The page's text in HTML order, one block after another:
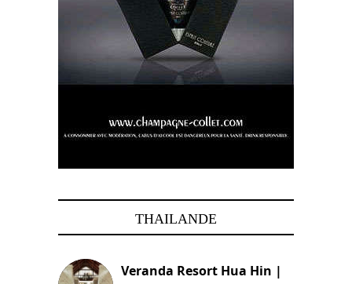
THAILANDE
Veranda Resort Hua Hin |